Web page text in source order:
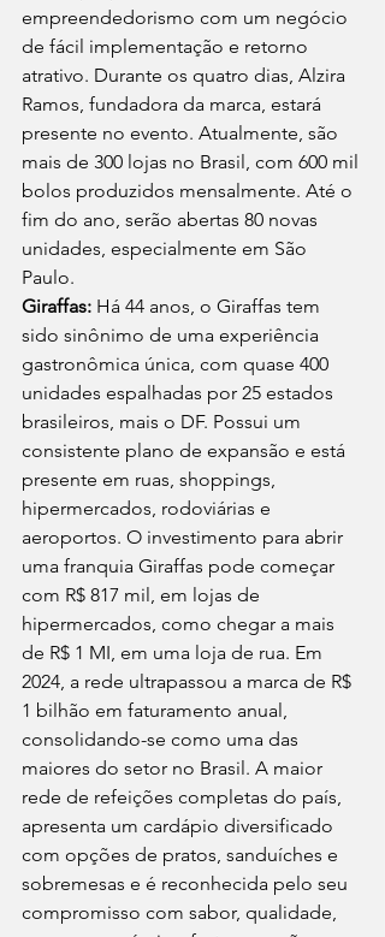
empreendedorismo com um negócio
de fácil implementação e retorno
atrativo. Durante os quatro dias, Alzira
Ramos, fundadora da marca, estará
presente no evento. Atualmente, são
mais de 300 lojas no Brasil, com 600 mil
bolos produzidos mensalmente. Até o
fim do ano, serão abertas 80 novas
unidades, especialmente em São
Paulo.
Giraffas: Há 44 anos, o Giraffas tem
sido sinônimo de uma experiência
gastronômica única, com quase 400
unidades espalhadas por 25 estados
brasileiros, mais o DF. Possui um
consistente plano de expansão e está
presente em ruas, shoppings,
hipermercados, rodoviárias e
aeroportos. O investimento para abrir
uma franquia Giraffas pode começar
com R$ 817 mil, em lojas de
hipermercados, como chegar a mais
de R$ 1 MI, em uma loja de rua. Em
2024, a rede ultrapassou a marca de R$
1 bilhão em faturamento anual,
consolidando-se como uma das
maiores do setor no Brasil. A maior
rede de refeições completas do país,
apresenta um cardápio diversificado
com opções de pratos, sanduíches e
sobremesas e é reconhecida pelo seu
compromisso com sabor, qualidade,